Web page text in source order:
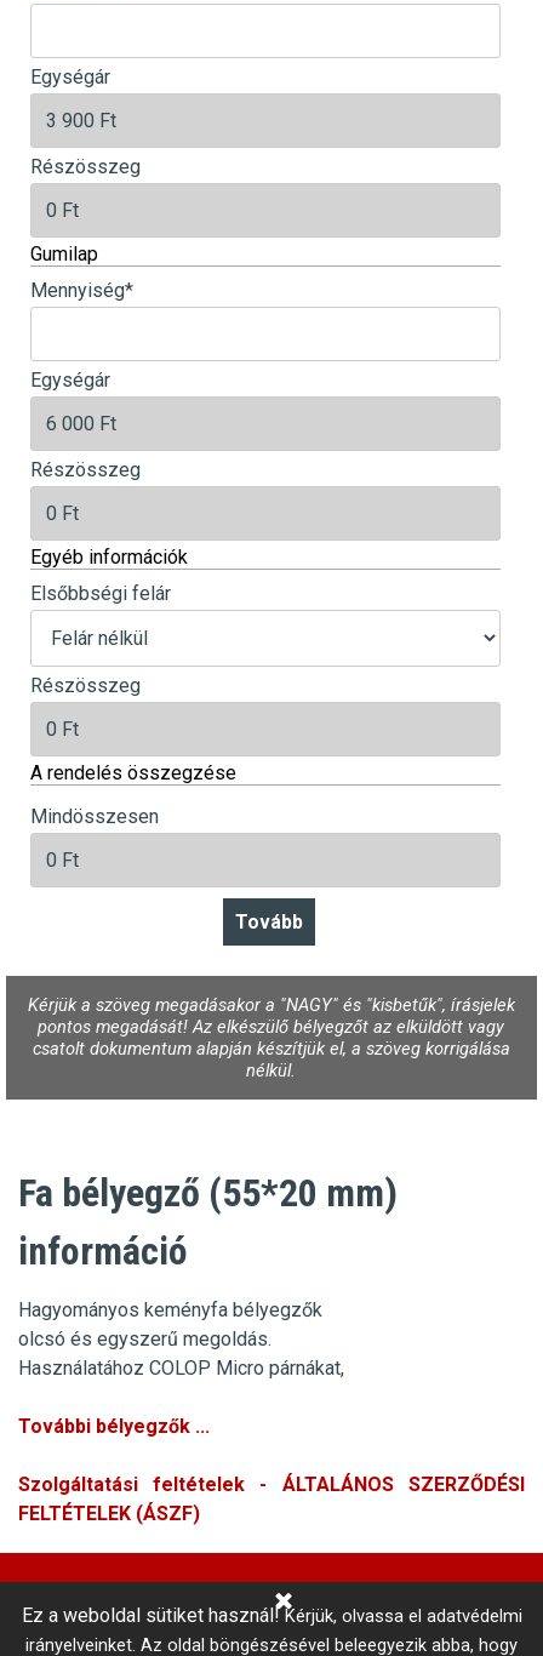
Egységár
Részösszeg
Gumilap
Mennyiség*
Egységár
Részösszeg
Egyéb információk
Elsőbbségi felár
Részösszeg
A rendelés összegzése
Mindösszesen
Kérjük a szöveg megadásakor a "NAGY" és "kisbetűk", írásjelek
pontos megadását! Az elkészülő bélyegzőt az elküldött vagy
csatolt dokumentum alapján készítjük el, a szöveg korrigálása
nélkül.
Fa bélyegző (55*20 mm)
információ
Hagyományos keményfa bélyegzők
olcsó és egyszerű megoldás.
Használatához COLOP Micro párnákat,
További bélyegzők ...
Szolgáltatási feltételek - ÁLTALÁNOS SZERZŐDÉSI
FELTÉTELEK (ÁSZF)
Központi Autókulcsmásolás
Ez a weboldal sütiket használ!Kérjük, olvassa el adatvédelmi
irányelveinket. Az oldal böngészésével beleegyezik abba, hogy